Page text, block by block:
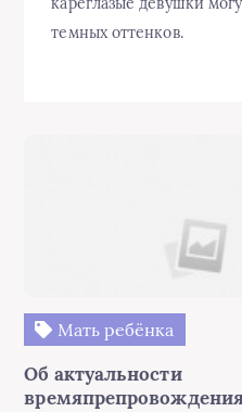
темных оттенков.
Мать ребёнка
Об актуальности